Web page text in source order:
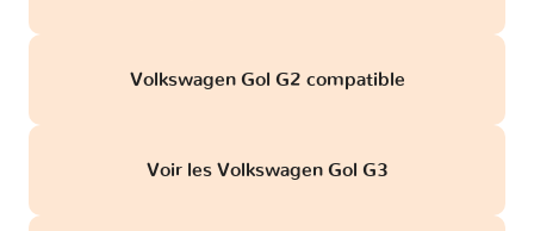
Volkswagen Gol G2 compatible
Voir les Volkswagen Gol G3